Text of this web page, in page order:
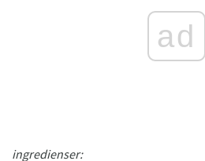
ad
ingredienser: